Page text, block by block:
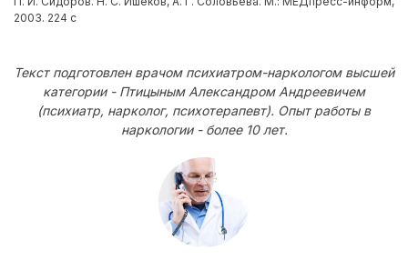
2003. 224 с
Текст подготовлен врачом психиатром-наркологом высшей
категории - Птицыным Александром Андреевичем
(психиатр, нарколог, психотерапевт). Опыт работы в
наркологии - более 10 лет.